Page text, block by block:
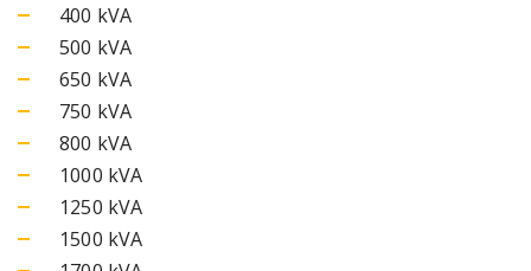
400 kVA
500 kVA
650 kVA
750 kVA
800 kVA
1000 kVA
1250 kVA
1500 kVA